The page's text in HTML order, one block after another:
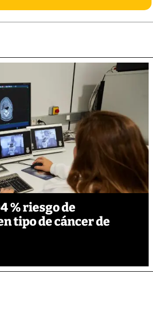
% riesgo de
tipo de cáncer de